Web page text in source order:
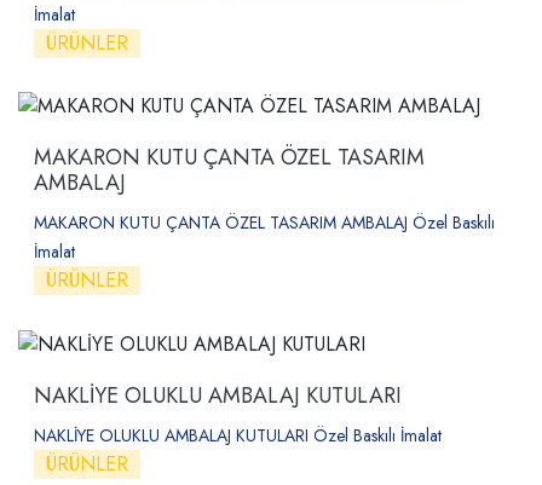
İmalat
ÜRÜNLER
MAKARON KUTU ÇANTA ÖZEL TASARIM
AMBALAJ
MAKARON KUTU ÇANTA ÖZEL TASARIM AMBALAJ Özel Baskılı
İmalat
ÜRÜNLER
NAKLİYE OLUKLU AMBALAJ KUTULARI
NAKLİYE OLUKLU AMBALAJ KUTULARI Özel Baskılı İmalat
ÜRÜNLER